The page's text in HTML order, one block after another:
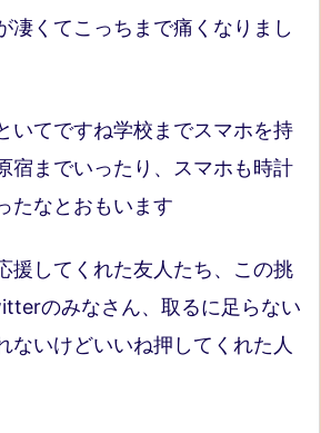
凄くてこっちまで痛くなりまし
いてですね学校までスマホを持
宿までいったり、スマホも時計
たなとおもいます
援してくれた友人たち、この挑
のみなさん、取るに足らない
ないけどいいね押してくれた人